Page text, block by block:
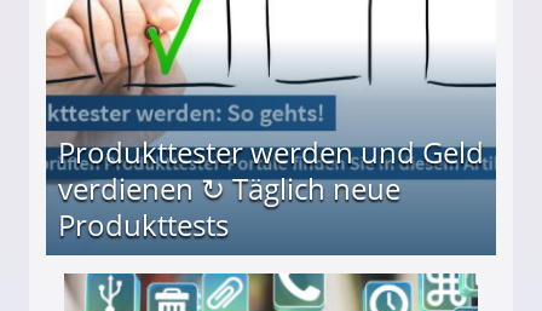
Produkttester werden und Geld
verdienen ↻ Täglich neue
Produkttests
↻ Täglich neue Produkttests